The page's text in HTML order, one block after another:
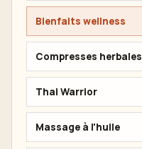
Bienfaits wellness
Compresses herbales
Thai Warrior
Massage à l'huile